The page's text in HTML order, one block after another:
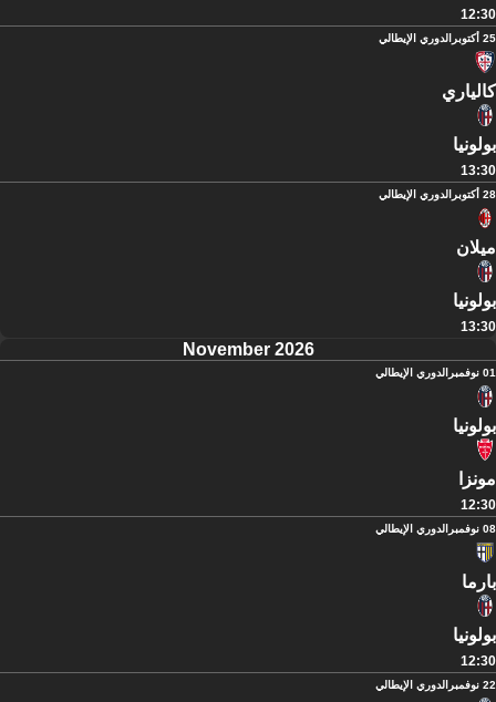
12:30
25 أكتوبر الدوري الإيطالي
كالياري
بولونيا
13:30
28 أكتوبر الدوري الإيطالي
ميلان
بولونيا
13:30
November 2026
01 نوفمبر الدوري الإيطالي
بولونيا
مونزا
12:30
08 نوفمبر الدوري الإيطالي
بارما
بولونيا
12:30
22 نوفمبر الدوري الإيطالي